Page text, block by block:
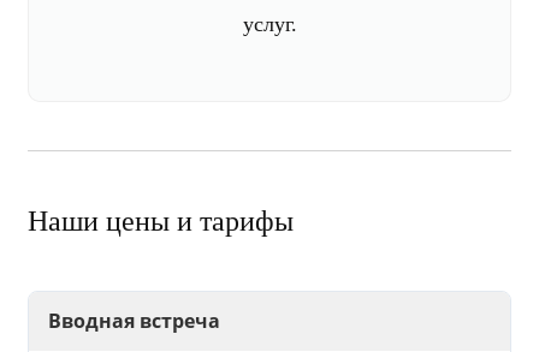
услуг.
Наши цены и тарифы
Вводная встреча